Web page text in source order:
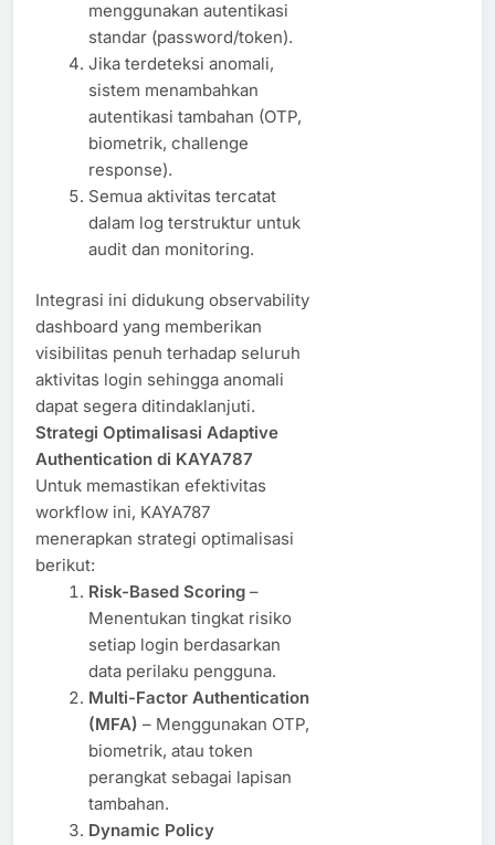
menggunakan autentikasi
standar (password/token).
Jika terdeteksi anomali,
sistem menambahkan
autentikasi tambahan (OTP,
biometrik, challenge
response).
Semua aktivitas tercatat
dalam log terstruktur untuk
audit dan monitoring.
Integrasi ini didukung observability
dashboard yang memberikan
visibilitas penuh terhadap seluruh
aktivitas login sehingga anomali
dapat segera ditindaklanjuti.
Strategi Optimalisasi Adaptive
Authentication di KAYA787
Untuk memastikan efektivitas
workflow ini, KAYA787
menerapkan strategi optimalisasi
berikut:
Risk-Based Scoring–
Menentukan tingkat risiko
setiap login berdasarkan
data perilaku pengguna.
Multi-Factor Authentication
(MFA) – Menggunakan OTP,
biometrik, atau token
perangkat sebagai lapisan
tambahan.
Dynamic Policy